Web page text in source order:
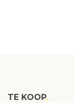
TE KOOP